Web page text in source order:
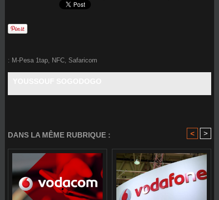
: M-Pesa 1tap, NFC, Safaricom
DANS LA MÊME RUBRIQUE : < >